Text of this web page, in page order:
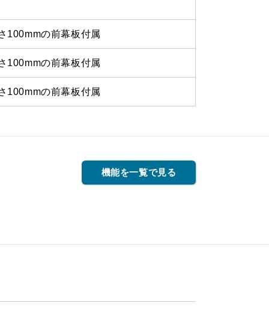
100mmの前幕板付属
100mmの前幕板付属
100mmの前幕板付属
機能を一覧で見る